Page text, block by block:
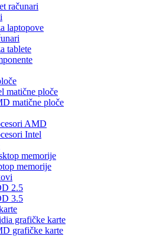
računari
laptopove
tablete
matične ploče
matične ploče
AMD
Intel
memorije
memorije
2.5
3.5
grafičke karte
grafičke karte